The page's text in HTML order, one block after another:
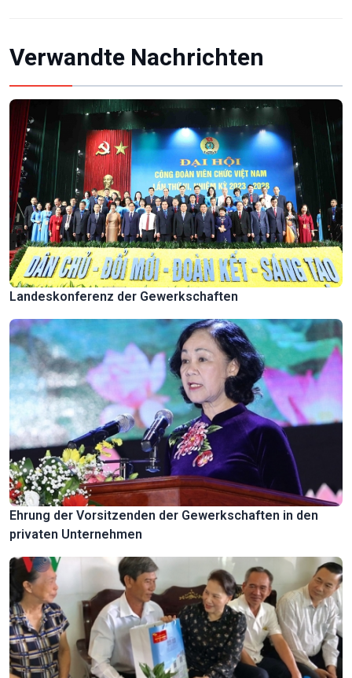
Verwandte Nachrichten
Landeskonferenz der Gewerkschaften
Ehrung der Vorsitzenden der Gewerkschaften in den
privaten Unternehmen